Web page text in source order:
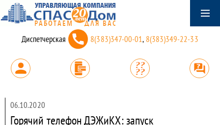
Диспетчерская 8(383)347-00-01, 8(383)349-22-33
06.10.2020
Горячий телефон ДЭЖиКХ: запуск